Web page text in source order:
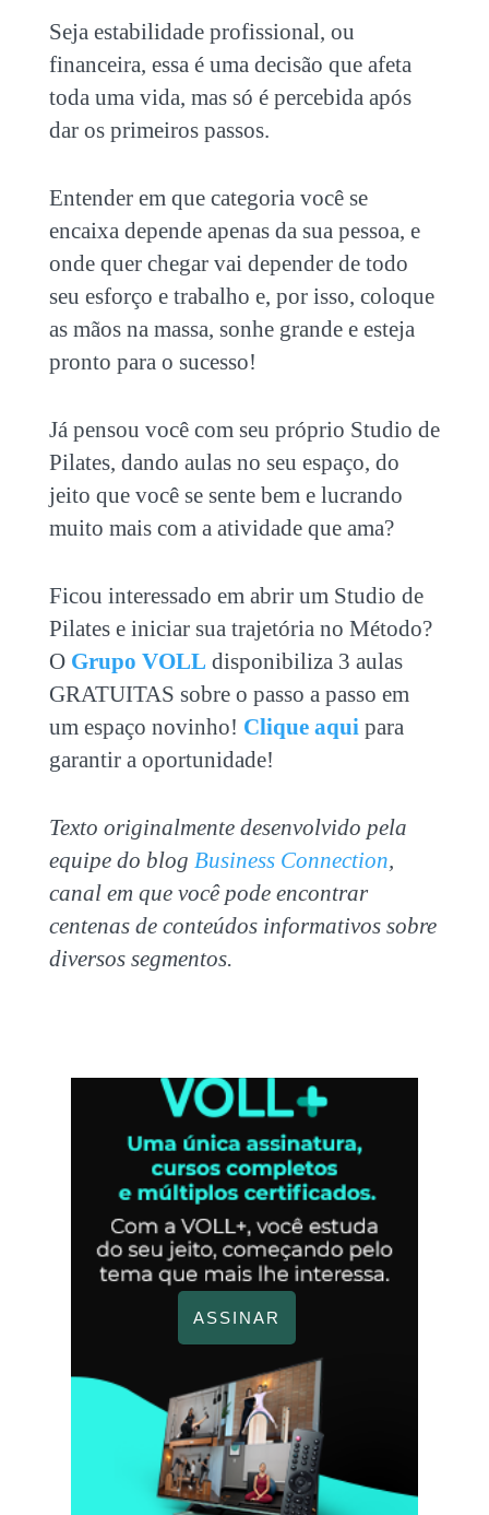
Seja estabilidade profissional, ou
financeira, essa é uma decisão que afeta
toda uma vida, mas só é percebida após
dar os primeiros passos.
Entender em que categoria você se
encaixa depende apenas da sua pessoa, e
onde quer chegar vai depender de todo
seu esforço e trabalho e, por isso, coloque
as mãos na massa, sonhe grande e esteja
pronto para o sucesso!
Já pensou você com seu próprio Studio de
Pilates, dando aulas no seu espaço, do
jeito que você se sente bem e lucrando
muito mais com a atividade que ama?
Ficou interessado em abrir um Studio de
Pilates e iniciar sua trajetória no Método?
O Grupo VOLL disponibiliza 3 aulas
GRATUITAS sobre o passo a passo em
um espaço novinho! Clique aquipara
garantir a oportunidade!
Texto originalmente desenvolvido pela
equipe do blog Business Connection,
canal em que você pode encontrar
centenas de conteúdos informativos sobre
diversos segmentos.
ASSINAR